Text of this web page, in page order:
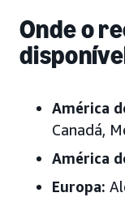
Onde o
América
Canadá,
América
Europa: